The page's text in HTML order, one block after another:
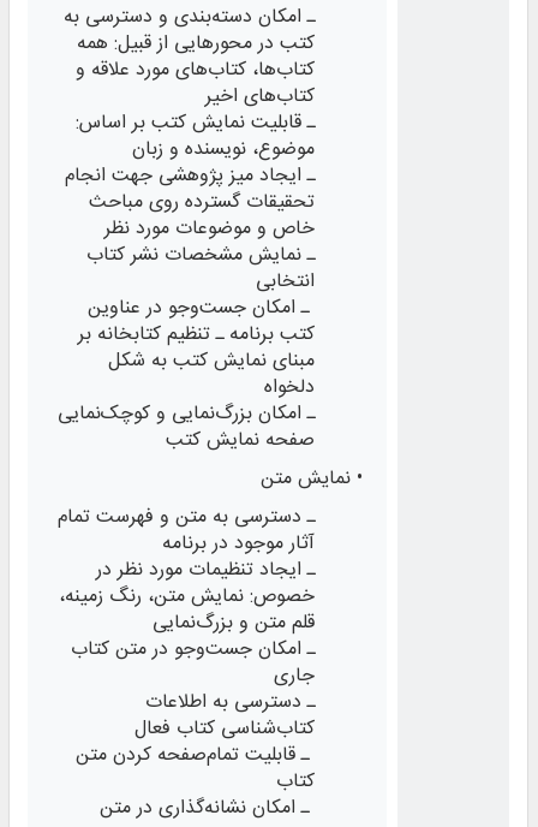
ـ امکان دسته‌بندی و دسترسی به
کتب در محورهایی از قبیل: همه
کتاب‌ها، کتاب‌های مورد علاقه و
کتاب‌های اخیر
ـ قابلیت نمایش کتب بر اساس:
موضوع، نویسنده و زبان
ـ ایجاد میز پژوهشی جهت انجام
تحقیقات گسترده روی مباحث
خاص و موضوعات مورد نظر
ـ نمایش مشخصات نشر کتاب
انتخابی
ـ امکان جست‌وجو در عناوین
کتب برنامه ـ تنظیم کتابخانه بر
مبنای نمایش کتب به شکل
دلخواه
ـ امکان بزرگ‌نمایی و کوچک‌نمایی
صفحه نمایش کتب
• نمايش متن
ـ دسترسی به متن و فهرست تمام
آثار موجود در برنامه
ـ ایجاد تنظیمات مورد نظر در
خصوص: نمایش متن، رنگ زمینه،
قلم متن و بزرگ‌نمایی
ـ امکان جست‌وجو در متن کتاب
جاری
ـ دسترسی به اطلاعات
کتاب‌شناسی کتاب فعال
ـ قابلیت تمام‌صفحه کردن متن
کتاب
ـ امکان نشانه‌گذاری در متن